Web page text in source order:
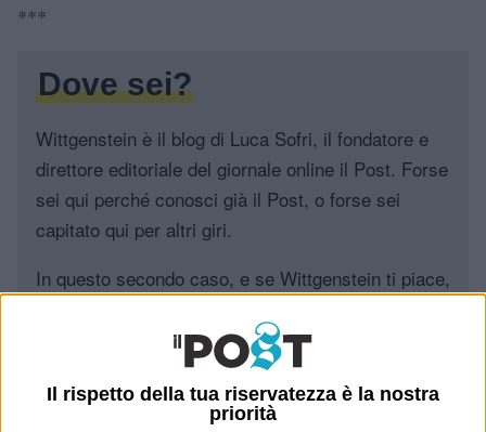
Il rispetto della tua riservatezza è la nostra
priorità
***
Dove sei?
Wittgenstein è il blog di Luca Sofri, il fondatore e
direttore editoriale del giornale online il Post. Forse
sei qui perché conosci già il Post, o forse sei
capitato qui per altri giri.
In questo secondo caso, e se Wittgenstein ti piace,
proprio da qui, e dal voler portare gli approcci di
questo blog dentro a un progetto più grande.
Poi il Post è cresciuto ed è diventato anche altro: